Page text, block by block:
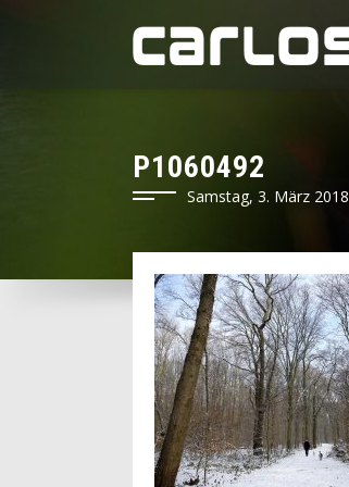
P1060492
Samstag, 3. März 2018